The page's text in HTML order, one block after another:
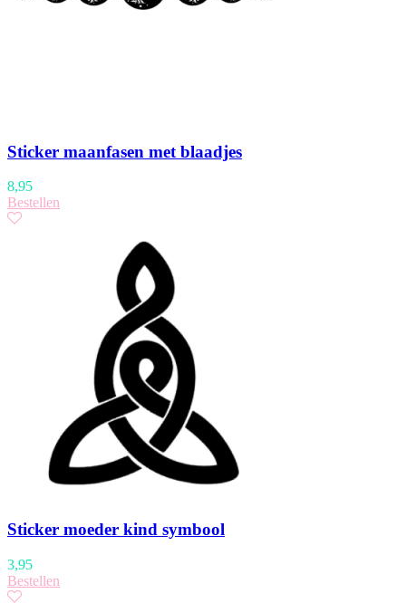
Sticker maanfasen met blaadjes
8,95
Bestellen
Sticker moeder kind symbool
3,95
Bestellen